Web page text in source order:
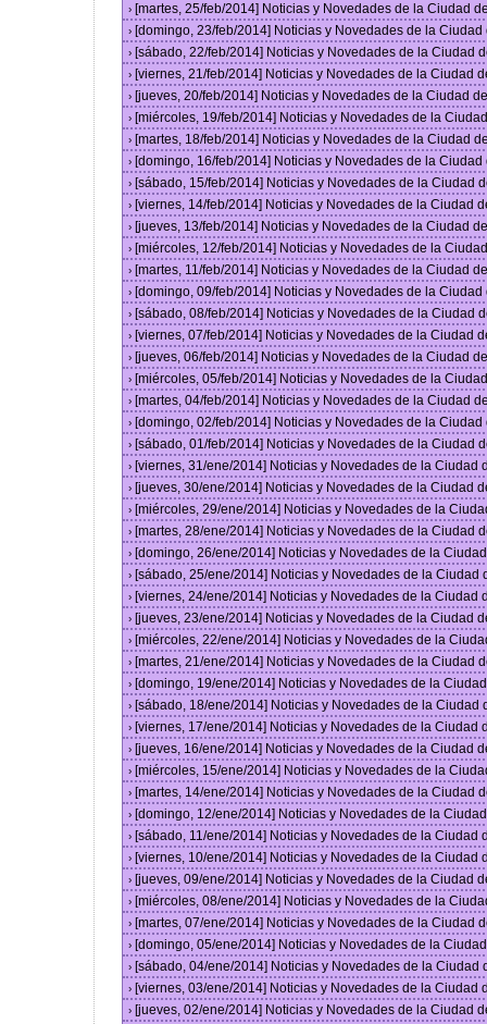
› [martes, 25/feb/2014] Noticias y Novedades de la Ciudad
› [domingo, 23/feb/2014] Noticias y Novedades de la
› [sábado, 22/feb/2014] Noticias y Novedades de la Ciudad
› [viernes, 21/feb/2014] Noticias y Novedades de la Ciudad
› [jueves, 20/feb/2014] Noticias y Novedades de la Ciudad
› [miércoles, 19/feb/2014] Noticias y Novedades de la
› [martes, 18/feb/2014] Noticias y Novedades de la Ciudad
› [domingo, 16/feb/2014] Noticias y Novedades de la
› [sábado, 15/feb/2014] Noticias y Novedades de la Ciudad
› [viernes, 14/feb/2014] Noticias y Novedades de la Ciudad
› [jueves, 13/feb/2014] Noticias y Novedades de la Ciudad
› [miércoles, 12/feb/2014] Noticias y Novedades de la
› [martes, 11/feb/2014] Noticias y Novedades de la Ciudad
› [domingo, 09/feb/2014] Noticias y Novedades de la
› [sábado, 08/feb/2014] Noticias y Novedades de la Ciudad
› [viernes, 07/feb/2014] Noticias y Novedades de la Ciudad
› [jueves, 06/feb/2014] Noticias y Novedades de la Ciudad
› [miércoles, 05/feb/2014] Noticias y Novedades de la
› [martes, 04/feb/2014] Noticias y Novedades de la Ciudad
› [domingo, 02/feb/2014] Noticias y Novedades de la
› [sábado, 01/feb/2014] Noticias y Novedades de la Ciudad
› [viernes, 31/ene/2014] Noticias y Novedades de la Ciudad
› [jueves, 30/ene/2014] Noticias y Novedades de la Ciudad
› [miércoles, 29/ene/2014] Noticias y Novedades de la
› [martes, 28/ene/2014] Noticias y Novedades de la Ciudad
› [domingo, 26/ene/2014] Noticias y Novedades de la
› [sábado, 25/ene/2014] Noticias y Novedades de la Ciudad
› [viernes, 24/ene/2014] Noticias y Novedades de la Ciudad
› [jueves, 23/ene/2014] Noticias y Novedades de la Ciudad
› [miércoles, 22/ene/2014] Noticias y Novedades de la
› [martes, 21/ene/2014] Noticias y Novedades de la Ciudad
› [domingo, 19/ene/2014] Noticias y Novedades de la
› [sábado, 18/ene/2014] Noticias y Novedades de la Ciudad
› [viernes, 17/ene/2014] Noticias y Novedades de la Ciudad
› [jueves, 16/ene/2014] Noticias y Novedades de la Ciudad
› [miércoles, 15/ene/2014] Noticias y Novedades de la
› [martes, 14/ene/2014] Noticias y Novedades de la Ciudad
› [domingo, 12/ene/2014] Noticias y Novedades de la
› [sábado, 11/ene/2014] Noticias y Novedades de la Ciudad
› [viernes, 10/ene/2014] Noticias y Novedades de la Ciudad
› [jueves, 09/ene/2014] Noticias y Novedades de la Ciudad
› [miércoles, 08/ene/2014] Noticias y Novedades de la
› [martes, 07/ene/2014] Noticias y Novedades de la Ciudad
› [domingo, 05/ene/2014] Noticias y Novedades de la
› [sábado, 04/ene/2014] Noticias y Novedades de la Ciudad
› [viernes, 03/ene/2014] Noticias y Novedades de la Ciudad
› [jueves, 02/ene/2014] Noticias y Novedades de la Ciudad